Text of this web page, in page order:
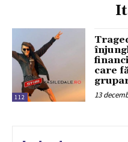
112
care
13